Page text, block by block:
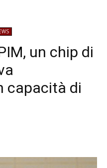
un chip di
capacità di